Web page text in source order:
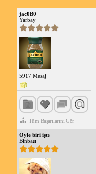
jac0B0
Yarbay
5917 Mesaj
Tüm Başarılarını Gör
Öyle biri işte
Binbaşı